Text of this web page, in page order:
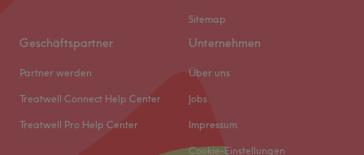
Sitemap
Geschäftspartner
Partner werden
Treatwell Connect Help Center
Treatwell Pro Help Center
Unternehmen
Über uns
Jobs
Impressum
Cookie-Einstellungen